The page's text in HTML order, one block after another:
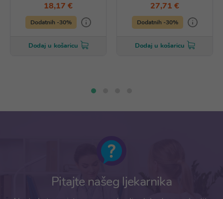
18,17 €
Dodatnih -30%
Dodaj u košaricu
27,71 €
Dodatnih -30%
Dodaj u košaricu
Pitajte našeg ljekarnika